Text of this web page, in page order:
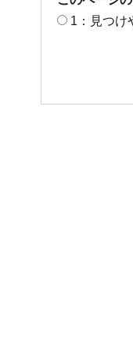
1：見つけ